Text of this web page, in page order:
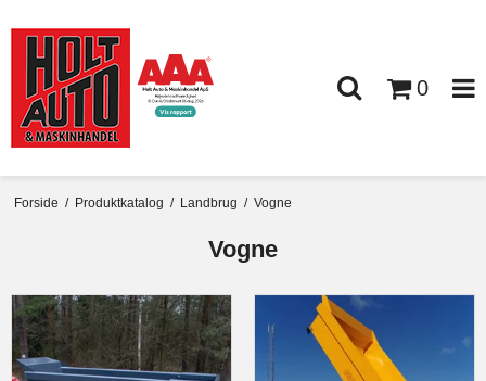
0
Forside / Produktkatalog / Landbrug / Vogne
Vogne